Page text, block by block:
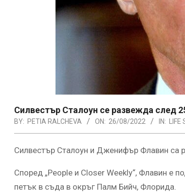
Силвестър Сталоун се развежда след
BY: PETIA RALCHEVA ON: 26/08/2022 IN:
Силвестър Сталоун и Дженифър Флавин са
Според „People и Closer Weekly“, Флавин е
петък в съда в окръг Палм Бийч, Флорида.